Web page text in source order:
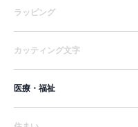
ラッピング
カッティング文字
医療・福祉